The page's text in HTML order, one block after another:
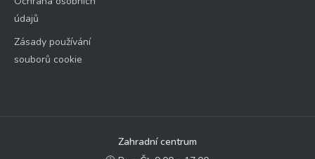
údajů
Zásady používání
souborů cookie
Zahradní centrum